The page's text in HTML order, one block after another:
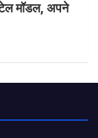
मॉडल, अपने